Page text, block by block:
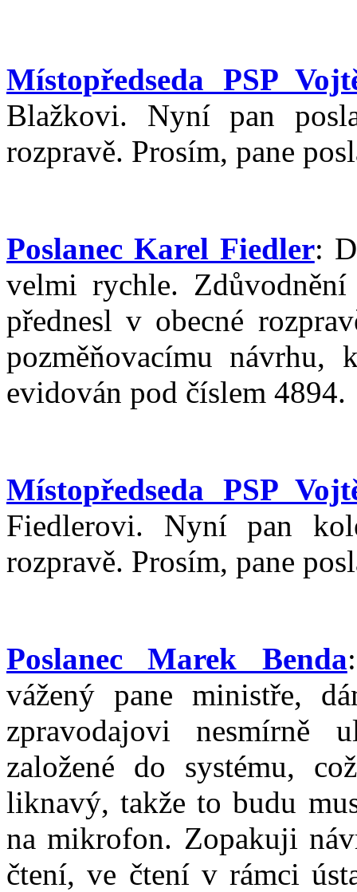
Místopředseda PSP
Blažkovi. Nyní pan
rozpravě. Prosím, pane
Poslanec Karel Fiedler:
velmi rychle.
přednesl v obecné
pozměňovacímu návrhu,
evidován pod číslem 4894.
Místopředseda PSP
Fiedlerovi. Nyní pan
rozpravě. Prosím, pane
Poslanec Marek Benda
vážený pane ministře,
zpravodajovi nesmírně
založené do systému,
liknavý, takže to budu
na mikrofon. Zopakuji
čtení, ve čtení v rámci